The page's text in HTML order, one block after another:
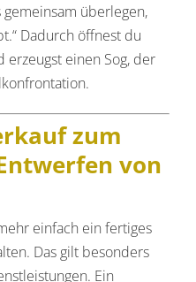
gemeinsam überlegen,
Dadurch öffnest du
einen Sog, der
zum
von
einfach ein fertiges
Das gilt besonders
Ein